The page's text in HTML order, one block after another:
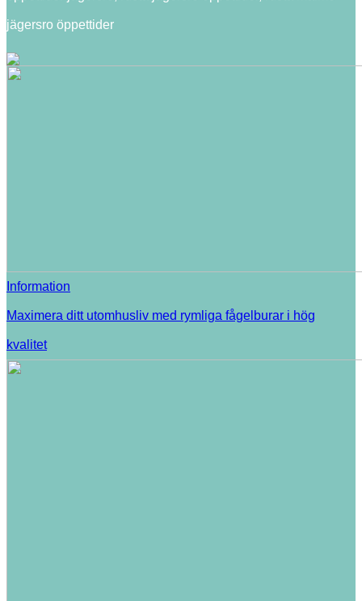
jägersro öppettider
Information
Maximera ditt utomhusliv med rymliga fågelburar i hög
kvalitet